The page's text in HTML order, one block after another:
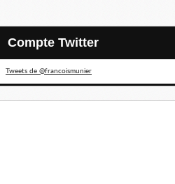
Compte Twitter
Tweets de @francoismunier